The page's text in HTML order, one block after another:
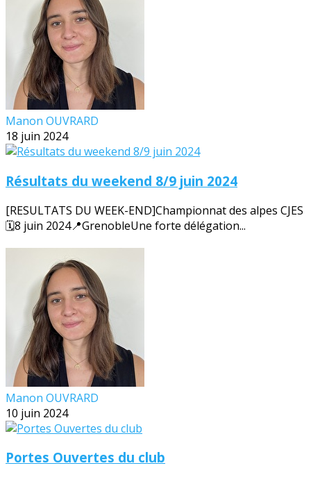
Manon OUVRARD
18 juin 2024
Résultats du weekend 8/9 juin 2024
[RESULTATS DU WEEK-END]Championnat des alpes CJES
🗓️8 juin 2024📍GrenobleUne forte délégation...
Manon OUVRARD
10 juin 2024
Portes Ouvertes du club